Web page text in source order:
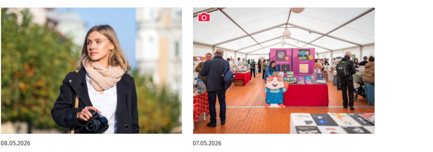
08.05.2026 07.05.2026
artykuł z galerią zdjęć